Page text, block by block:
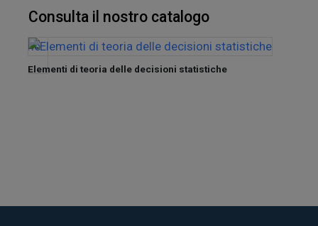
Consulta il nostro catalogo
Elementi di teoria delle decisioni statistiche